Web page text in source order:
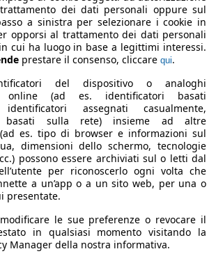
(combinato)*
206 kW (280 PS)
km/h)
5.2s
(km/h)
240 km/h
8
400 nm
1995 ccm
Benzina
4
Automatico
Integrale
dei dati personali oppure sul
a sinistra per selezionare i cookie in
opporsi al trattamento dei dati personali
cui ha luogo in base a legittimi interessi.
prestare il consenso, cliccare qui.
del dispositivo o analoghi
online (ad es. identificatori basati
identificatori assegnati casualmente,
basati sulla rete) insieme ad altre
es. tipo di browser e informazioni sul
dimensioni dello schermo, tecnologie
possono essere archiviati sul o letti dal
per riconoscerlo ogni volta che
a un’app o a un sito web, per una o
presentate.
modificare le sue preferenze o revocare il
in qualsiasi momento visitando la
Manager della nostra informativa.